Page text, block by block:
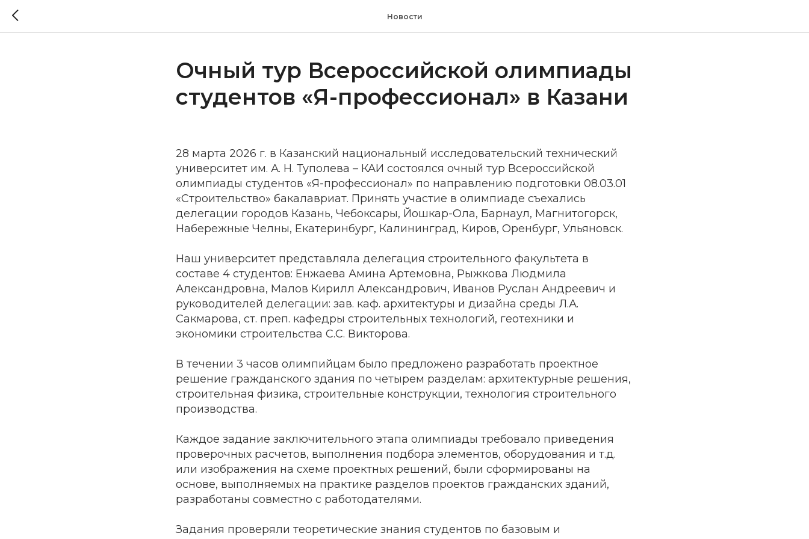
Новости
Очный тур Всероссийской олимпиады
студентов «Я-профессионал» в Казани
28 марта 2026 г. в Казанский национальный исследовательский технический
университет им. А. Н. Туполева – КАИ состоялся очный тур Всероссийской
олимпиады студентов «Я-профессионал» по направлению подготовки 08.03.01
«Строительство» бакалавриат. Принять участие в олимпиаде съехались
делегации городов Казань, Чебоксары, Йошкар-Ола, Барнаул, Магнитогорск,
Набережные Челны, Екатеринбург, Калининград, Киров, Оренбург, Ульяновск.
Наш университет представляла делегация строительного факультета в
составе 4 студентов: Енжаева Амина Артемовна, Рыжкова Людмила
Александровна, Малов Кирилл Александрович, Иванов Руслан Андреевич и
руководителей делегации: зав. каф. архитектуры и дизайна среды Л.А.
Сакмарова, ст. преп. кафедры строительных технологий, геотехники и
экономики строительства С.С. Викторова.
В течении 3 часов олимпийцам было предложено разработать проектное
решение гражданского здания по четырем разделам: архитектурные решения,
строительная физика, строительные конструкции, технология строительного
производства.
Каждое задание заключительного этапа олимпиады требовало приведения
проверочных расчетов, выполнения подбора элементов, оборудования и т.д.
или изображения на схеме проектных решений, были сформированы на
основе, выполняемых на практике разделов проектов гражданских зданий,
разработаны совместно с работодателями.
Задания проверяли теоретические знания студентов по базовым и